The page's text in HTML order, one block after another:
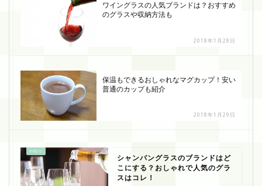
ワイングラスの人気ブランドは？おすすめ
のグラスや収納方法も
2018年1月28日
保温もできるおしゃれなマグカップ！安い
普通のカップも紹介
2018年1月29日
シャンパングラスのブランドはど
こにする？おしゃれで人気のグラ
スはコレ！